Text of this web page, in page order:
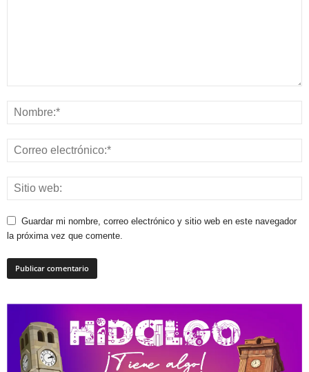
Guardar mi nombre, correo electrónico y sitio web en este navegador
la próxima vez que comente.